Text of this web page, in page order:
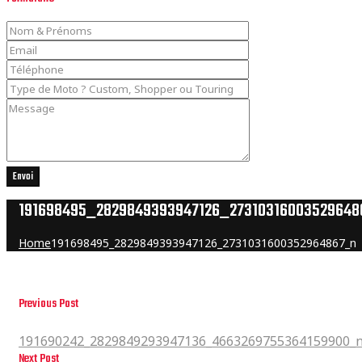
Envoi
Home191698495_2829849393947126_2731031600352964867_n
Previous Post
191690242_2829849293947136_4663269755364159900_n